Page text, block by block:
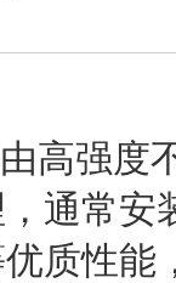
高强度
通常
质性